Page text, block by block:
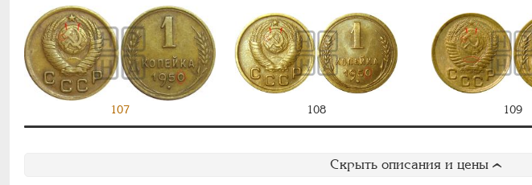
107 108 109
Скрыть описания и цены